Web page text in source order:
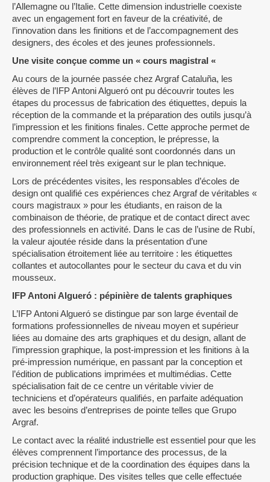
l’Allemagne ou l’Italie. Cette dimension industrielle coexiste
avec un engagement fort en faveur de la créativité, de
l’innovation dans les finitions et de l’accompagnement des
designers, des écoles et des jeunes professionnels.
Une visite conçue comme un « cours magistral «
Au cours de la journée passée chez Argraf Cataluña, les
élèves de l’IFP Antoni Algueró ont pu découvrir toutes les
étapes du processus de fabrication des étiquettes, depuis la
réception de la commande et la préparation des outils jusqu’à
l’impression et les finitions finales. Cette approche permet de
comprendre comment la conception, le prépresse, la
production et le contrôle qualité sont coordonnés dans un
environnement réel très exigeant sur le plan technique.
Lors de précédentes visites, les responsables d’écoles de
design ont qualifié ces expériences chez Argraf de véritables «
cours magistraux » pour les étudiants, en raison de la
combinaison de théorie, de pratique et de contact direct avec
des professionnels en activité. Dans le cas de l’usine de Rubí,
la valeur ajoutée réside dans la présentation d’une
spécialisation étroitement liée au territoire : les étiquettes
collantes et autocollantes pour le secteur du cava et du vin
mousseux.
IFP Antoni Algueró : pépinière de talents graphiques
L’IFP Antoni Algueró se distingue par son large éventail de
formations professionnelles de niveau moyen et supérieur
liées au domaine des arts graphiques et du design, allant de
l’impression graphique, la post-impression et les finitions à la
pré-impression numérique, en passant par la conception et
l’édition de publications imprimées et multimédias. Cette
spécialisation fait de ce centre un véritable vivier de
techniciens et d’opérateurs qualifiés, en parfaite adéquation
avec les besoins d’entreprises de pointe telles que Grupo
Argraf.
Le contact avec la réalité industrielle est essentiel pour que les
élèves comprennent l’importance des processus, de la
précision technique et de la coordination des équipes dans la
production graphique. Des visites telles que celle effectuée